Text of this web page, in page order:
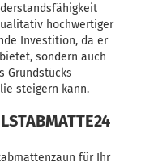
hochwertiger
Investition, da er
sondern auch
Grundstücks
steigern kann.
für Ihr